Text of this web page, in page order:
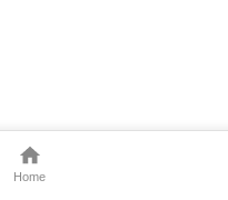
Home